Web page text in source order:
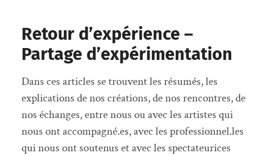
Retour d’expérience –
Partage d’expérimentation
Dans ces articles se trouvent les résumés, les
explications de nos créations, de nos rencontres, de
nos échanges, entre nous ou avec les artistes qui
nous ont accompagné.es, avec les professionnel.les
qui nous ont soutenus et avec les spectateurices